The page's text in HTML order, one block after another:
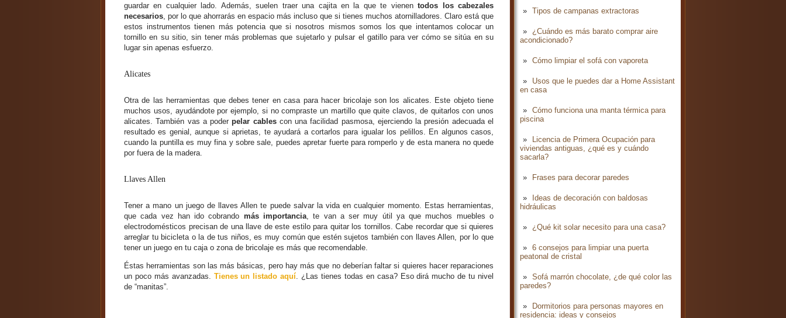
Tipos de campanas extractoras
¿Cuándo es más barato comprar aire
acondicionado?
Cómo limpiar el sofá con vaporeta
Usos que le puedes dar a Home Assistant
en casa
Cómo funciona una manta térmica para
piscina
Licencia de Primera Ocupación para
viviendas antiguas, ¿qué es y cuándo
sacarla?
Frases para decorar paredes
Ideas de decoración con baldosas
hidráulicas
¿Qué kit solar necesito para una casa?
6 consejos para limpiar una puerta
peatonal de cristal
Sofá marrón chocolate, ¿de qué color las
paredes?
Dormitorios para personas mayores en
residencia: ideas y consejos
guardar en cualquier lado. Además, suelen traer una cajita en la que te vienentodos los cabezales
necesarios , por lo que ahorrarás en espacio más incluso que si tienes muchos atornilladores. Claro está que
estos instrumentos tienen más potencia que si nosotros mismos somos los que intentamos colocar un
tornillo en su sitio, sin tener más problemas que sujetarlo y pulsar el gatillo para ver cómo se sitúa en su
lugar sin apenas esfuerzo.
Alicates
Otra de las herramientas que debes tener en casa para hacer bricolaje son los alicates. Este objeto tiene
muchos usos, ayudándote por ejemplo, si no compraste un martillo que quite clavos, de quitarlos con unos
alicates. También vas a poderpelar cablescon una facilidad pasmosa, ejerciendo la presión adecuada el
resultado es genial, aunque si aprietas, te ayudará a cortarlos para igualar los pelillos. En algunos casos,
cuando la puntilla es muy fina y sobre sale, puedes apretar fuerte para romperlo y de esta manera no quede
por fuera de la madera.
Llaves Allen
Tener a mano un juego de llaves Allen te puede salvar la vida en cualquier momento. Estas herramientas,
que cada vez han ido cobrando más importancia, te van a ser muy útil ya que muchos muebles o
electrodomésticos precisan de una llave de este estilo para quitar los tornillos. Cabe recordar que si quieres
arreglar tu bicicleta o la de tus niños, es muy común que estén sujetos también con llaves Allen, por lo que
tener un juego en tu caja o zona de bricolaje es más que recomendable.
Éstas herramientas son las más básicas, pero hay más que no deberían faltar si quieres hacer reparaciones
un poco más avanzadas. Tienes un listado aquí . ¿Las tienes todas en casa? Eso dirá mucho de tu nivel
de “manitas”.